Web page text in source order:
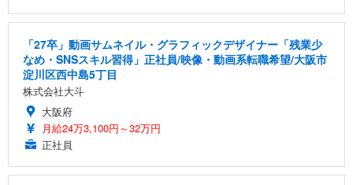
「27卒」動画サムネイル・グラフィックデザイナー「残業少
なめ・SNSスキル習得」正社員/映像・動画系転職希望/大阪市
淀川区西中島5丁目
株式会社大斗
大阪府
月給24万3,100円～32万円
正社員